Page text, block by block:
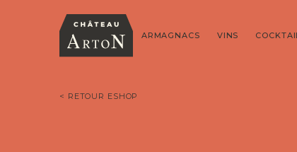
ARMAGNACS VINS
< RETOUR ESHOP